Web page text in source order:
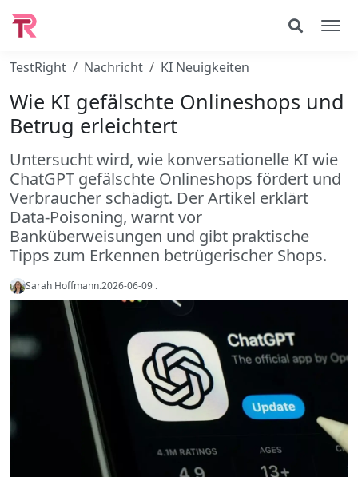
TestRight Nachricht KI Neuigkeiten
Wie KI gefälschte Onlineshops und
Betrug erleichtert
Untersucht wird, wie konversationelle KI wie
ChatGPT gefälschte Onlineshops fördert und
Verbraucher schädigt. Der Artikel erklärt
Data-Poisoning, warnt vor
Banküberweisungen und gibt praktische
Tipps zum Erkennen betrügerischer Shops.
Sarah Hoffmann.2026-06-09 .